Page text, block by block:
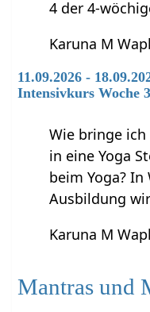
4 der 4-
Karuna M
11.09.2026 -
Intensivkurs Woche 3
Wie bringe ich
in eine Yoga
beim Yoga?
Ausbildung
Karuna M
Mantras und